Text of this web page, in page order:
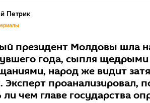
Петрик
президент Молдовы шла
года, сыпля
народ же видит
Эксперт проанализировал,
ли чем главе государства